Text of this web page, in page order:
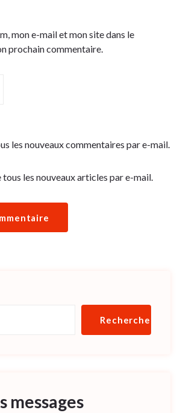
mon e-mail et mon site dans le
prochain commentaire.
les nouveaux commentaires par e-mail.
les nouveaux articles par e-mail.
Rechercher
messages